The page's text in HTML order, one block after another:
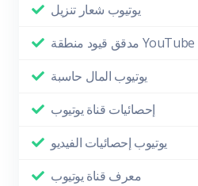
يوتيوب شعار تنزيل
مدقق قيود منطقة YouTube
يوتيوب المال حاسبة
إحصائيات قناة يوتيوب
يوتيوب إحصائيات الفيديو
معرف قناة يوتيوب